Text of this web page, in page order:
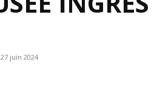
27 juin 2024